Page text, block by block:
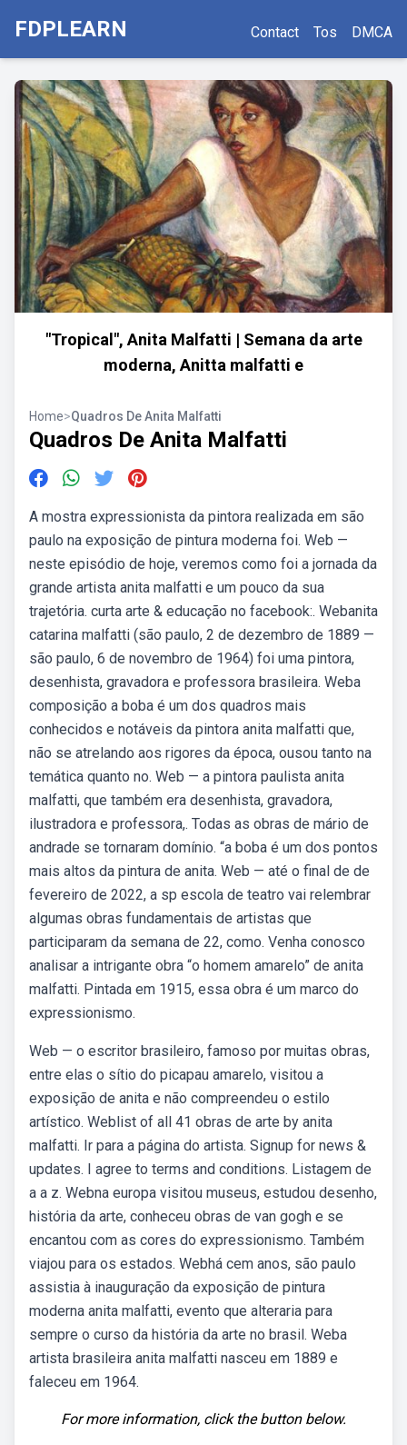
FDPLEARN Contact Tos DMCA
"Tropical", Anita Malfatti | Semana da arte
moderna, Anitta malfatti e
Home>Quadros De Anita Malfatti
Quadros De Anita Malfatti
A mostra expressionista da pintora realizada em são
paulo na exposição de pintura moderna foi. Web —
neste episódio de hoje, veremos como foi a jornada da
grande artista anita malfatti e um pouco da sua
trajetória. curta arte & educação no facebook:. Webanita
catarina malfatti (são paulo, 2 de dezembro de 1889 —
são paulo, 6 de novembro de 1964) foi uma pintora,
desenhista, gravadora e professora brasileira. Weba
composição a boba é um dos quadros mais
conhecidos e notáveis da pintora anita malfatti que,
não se atrelando aos rigores da época, ousou tanto na
temática quanto no. Web — a pintora paulista anita
malfatti, que também era desenhista, gravadora,
ilustradora e professora,. Todas as obras de mário de
andrade se tornaram domínio. “a boba é um dos pontos
mais altos da pintura de anita. Web — até o final de de
fevereiro de 2022, a sp escola de teatro vai relembrar
algumas obras fundamentais de artistas que
participaram da semana de 22, como. Venha conosco
analisar a intrigante obra “o homem amarelo” de anita
malfatti. Pintada em 1915, essa obra é um marco do
expressionismo.
Web — o escritor brasileiro, famoso por muitas obras,
entre elas o sítio do picapau amarelo, visitou a
exposição de anita e não compreendeu o estilo
artístico. Weblist of all 41 obras de arte by anita
malfatti. Ir para a página do artista. Signup for news &
updates. I agree to terms and conditions. Listagem de
a a z. Webna europa visitou museus, estudou desenho,
história da arte, conheceu obras de van gogh e se
encantou com as cores do expressionismo. Também
viajou para os estados. Webhá cem anos, são paulo
assistia à inauguração da exposição de pintura
moderna anita malfatti, evento que alteraria para
sempre o curso da história da arte no brasil. Weba
artista brasileira anita malfatti nasceu em 1889 e
faleceu em 1964.
For more information, click the button below.